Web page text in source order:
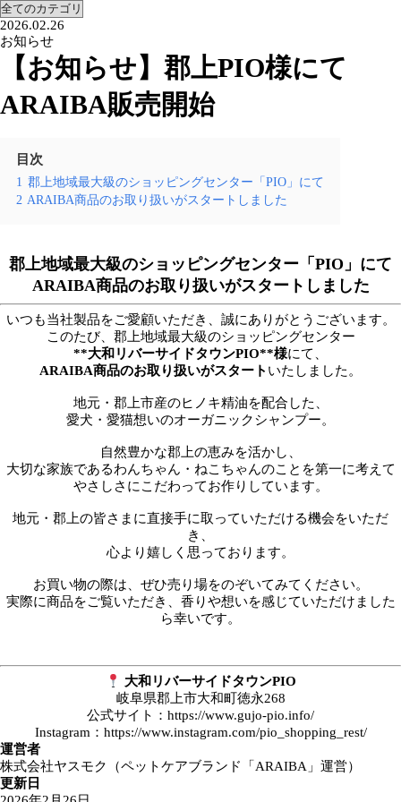
2026.02.26
お知らせ
【お知らせ】郡上PIO様にて
ARAIBA販売開始
目次
1 郡上地域最大級のショッピングセンター「PIO」にて
2 ARAIBA商品のお取り扱いがスタートしました
郡上地域最大級のショッピングセンター「PIO」にて
ARAIBA商品のお取り扱いがスタートしました
いつも当社製品をご愛顧いただき、誠にありがとうございます。
このたび、郡上地域最大級のショッピングセンター
**大和リバーサイドタウンPIO**様にて、
ARAIBA商品のお取り扱いがスタート いたしました。
地元・郡上市産のヒノキ精油を配合した、
愛犬・愛猫想いのオーガニックシャンプー。
自然豊かな郡上の恵みを活かし、
大切な家族であるわんちゃん・ねこちゃんのことを第一に考えて
やさしさにこだわってお作りしています。
地元・郡上の皆さまに直接手に取っていただける機会をいただ
き、
心より嬉しく思っております。
お買い物の際は、ぜひ売り場をのぞいてみてください。
実際に商品をご覧いただき、香りや想いを感じていただけました
ら幸いです。
大和リバーサイドタウンPIO
岐阜県郡上市大和町徳永268
公式サイト： https://www.gujo-pio.info/
Instagram： https://www.instagram.com/pio_shopping_rest/
運営者
株式会社ヤスモク（ペットケアブランド「ARAIBA」運営）
更新日